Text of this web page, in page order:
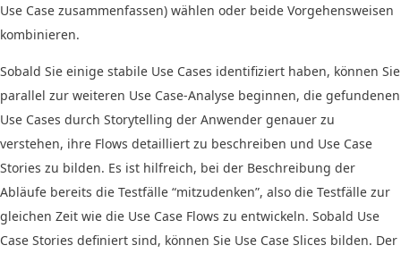
Use Case zusammenfassen) wählen oder beide Vorgehensweisen
kombinieren.
Sobald Sie einige stabile Use Cases identifiziert haben, können Sie
parallel zur weiteren Use Case-Analyse beginnen, die gefundenen
Use Cases durch Story­telling der Anwender genauer zu
verstehen, ihre Flows detailliert zu beschreiben und Use Case
Stories zu bilden. Es ist hilfreich, bei der Beschreibung der
Abläufe bereits die Testfälle “mitzudenken”, also die Testfälle zur
gleichen Zeit wie die Use Case Flows zu entwickeln. Sobald Use
Case Stories definiert sind, können Sie Use Case Slices bilden. Der